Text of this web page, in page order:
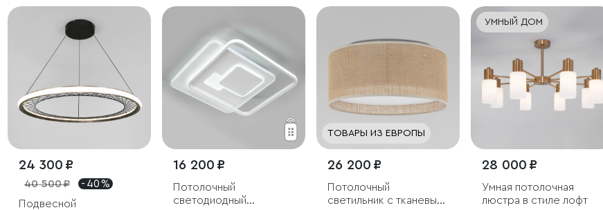
24 300 ₽
40 500 ₽
- 40 %
Подвесной
16 200 ₽
Потолочный
светодиодный
ТОВАРЫ ИЗ ЕВРОПЫ
26 200 ₽
Потолочный
светильник с тканевым
УМНЫЙ ДОМ
28 000 ₽
Умная потолочная
люстра в стиле лофт